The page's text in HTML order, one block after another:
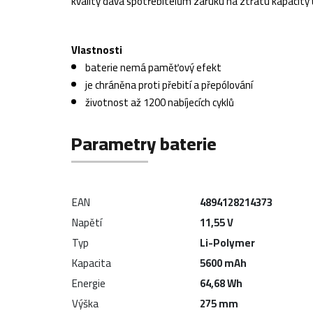
Vlastnosti
baterie nemá paměťový efekt
je chráněna proti přebití a přepólování
životnost až 1200 nabíjecích cyklů
Parametry baterie
EAN
4894128214373
Napětí
11,55 V
Typ
Li-Polymer
Kapacita
5600 mAh
Energie
64,68 Wh
Výška
275 mm